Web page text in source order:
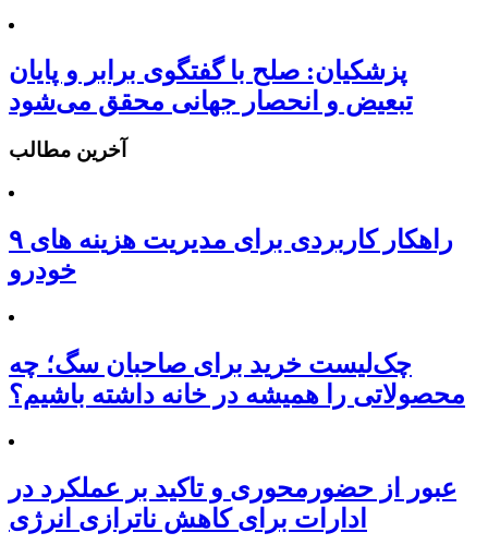
پزشکیان: صلح با گفتگوی برابر و پایان
تبعیض و انحصار جهانی محقق می‌شود
آخرین مطالب
۹ راهکار کاربردی برای مدیریت هزینه های
خودرو
چک‌لیست خرید برای صاحبان سگ؛ چه
محصولاتی را همیشه در خانه داشته باشیم؟
عبور از حضورمحوری و تاکید بر عملکرد در
ادارات برای کاهش ناترازی انرژی